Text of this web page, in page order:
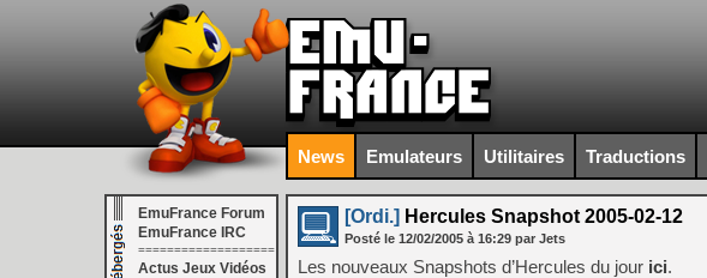
News Emulateurs Utilitaires Traductions
EmuFrance Forum
EmuFrance IRC
===================
Actus Jeux Vidéos
[Ordi.] Hercules Snapshot 2005-02-12
Posté le 12/02/2005 à 16:29 par Jets
Les nouveaux Snapshots d’Hercules du jour ici.